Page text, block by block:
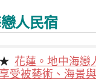
人民宿
花蓮。地中海戀
受被藝術、海景